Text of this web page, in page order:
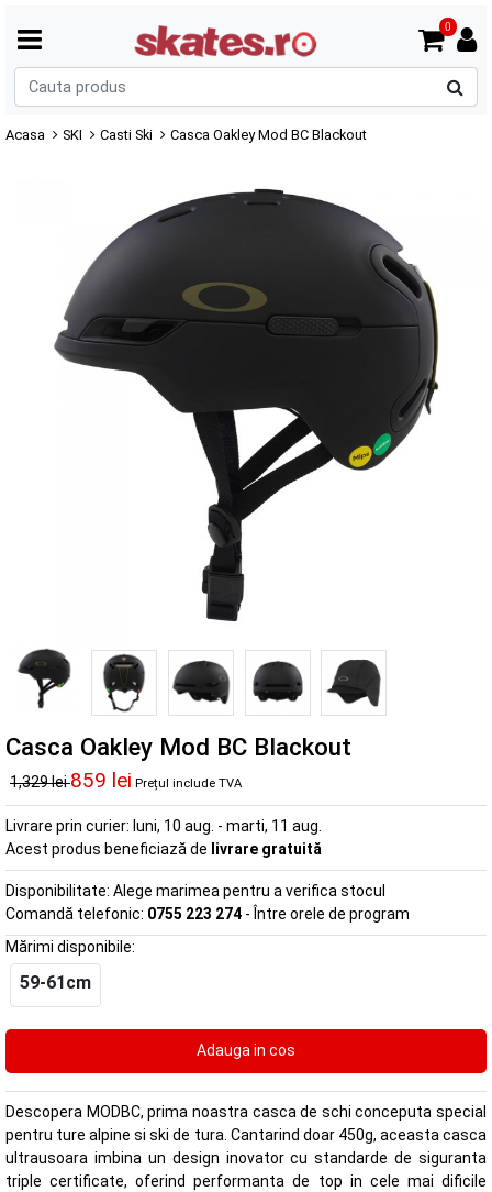
0
Acasa SKI Casti Ski Casca Oakley Mod BC Blackout
Casca Oakley Mod BC Blackout
1,329 lei859 lei Prețul include TVA
Livrare prin curier: luni, 10 aug. - marti, 11 aug.
Acest produs beneficiază de livrare gratuită
Disponibilitate: Alege marimea pentru a verifica stocul
Comandă telefonic: 0755 223 274 - Între orele de program
Mărimi disponibile:
59-61cm
Descopera MODBC, prima noastra casca de schi conceputa special
pentru ture alpine si ski de tura. Cantarind doar 450g, aceasta casca
ultrausoara imbina un design inovator cu standarde de siguranta
triple certificate, oferind performanta de top in cele mai dificile